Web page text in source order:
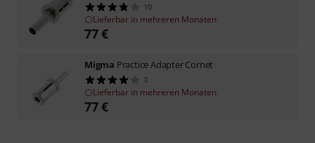
10
Lieferbar in mehreren Monaten
77€
Migma Practice Adapter Cornet
3
Lieferbar in mehreren Monaten
77€